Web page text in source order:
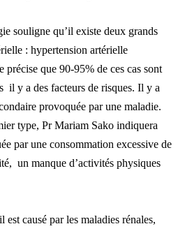
souligne qu’il existe deux grands
: hypertension artérielle
précise que 90-95% de ces cas sont
il y a des facteurs de risques. Il y a
provoquée par une maladie.
type, Pr Mariam Sako indiquera
ée par une consommation excessive de
un manque d’activités physiques
causé par les maladies rénales,